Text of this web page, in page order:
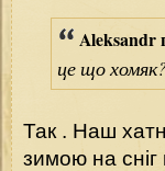
Aleksandr
це що
Так . Наш
зимою на сніг